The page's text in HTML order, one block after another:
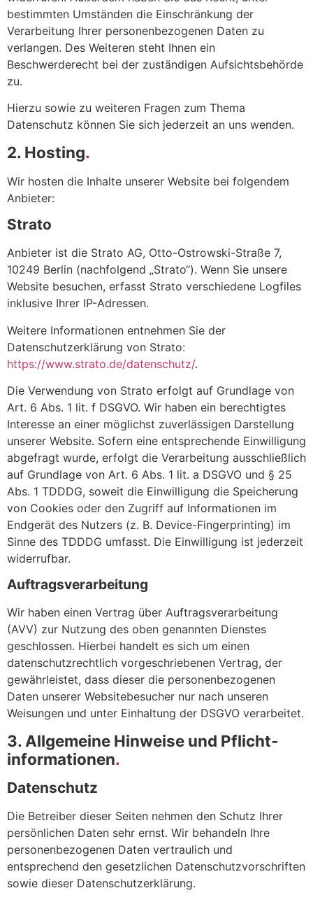
bestimmten Umständen die Einschränkung der
Verarbeitung Ihrer personenbezogenen Daten zu
verlangen. Des Weiteren steht Ihnen ein
Beschwerderecht bei der zuständigen Aufsichtsbehörde
zu.
Hierzu sowie zu weiteren Fragen zum Thema
Datenschutz können Sie sich jederzeit an uns wenden.
2. Hosting
Wir hosten die Inhalte unserer Website bei folgendem
Anbieter:
Strato
Anbieter ist die Strato AG, Otto-Ostrowski-Straße 7,
10249 Berlin (nachfolgend „Strato“). Wenn Sie unsere
Website besuchen, erfasst Strato verschiedene Logfiles
inklusive Ihrer IP-Adressen.
Weitere Informationen entnehmen Sie der
Datenschutzerklärung von Strato:
https://www.strato.de/datenschutz/.
Die Verwendung von Strato erfolgt auf Grundlage von
Art. 6 Abs. 1 lit. f DSGVO. Wir haben ein berechtigtes
Interesse an einer möglichst zuverlässigen Darstellung
unserer Website. Sofern eine entsprechende Einwilligung
abgefragt wurde, erfolgt die Verarbeitung ausschließlich
auf Grundlage von Art. 6 Abs. 1 lit. a DSGVO und § 25
Abs. 1 TDDDG, soweit die Einwilligung die Speicherung
von Cookies oder den Zugriff auf Informationen im
Endgerät des Nutzers (z. B. Device-Fingerprinting) im
Sinne des TDDDG umfasst. Die Einwilligung ist jederzeit
widerrufbar.
Auftragsverarbeitung
Wir haben einen Vertrag über Auftragsverarbeitung
(AVV) zur Nutzung des oben genannten Dienstes
geschlossen. Hierbei handelt es sich um einen
datenschutzrechtlich vorgeschriebenen Vertrag, der
gewährleistet, dass dieser die personenbezogenen
Daten unserer Websitebesucher nur nach unseren
Weisungen und unter Einhaltung der DSGVO verarbeitet.
3. Allgemeine Hinweise und Pflicht­
informationen
Datenschutz
Die Betreiber dieser Seiten nehmen den Schutz Ihrer
persönlichen Daten sehr ernst. Wir behandeln Ihre
personenbezogenen Daten vertraulich und
entsprechend den gesetzlichen Datenschutzvorschriften
sowie dieser Datenschutzerklärung.